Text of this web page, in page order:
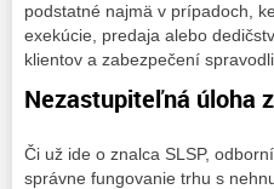
podstatné najmä v prípadoch,
exekúcie, predaja alebo
klientov a zabezpečení
Nezastupiteľná úloha
Či už ide o znalca SLSP,
správne fungovanie trhu s